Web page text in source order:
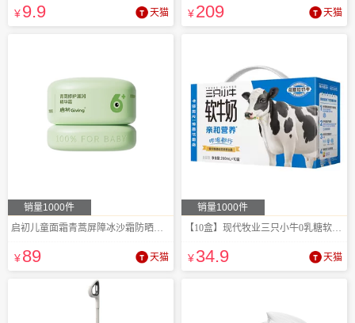
¥9.9 天猫 ¥209 天猫
销量1000件
启初儿童面霜青蒿屏障冰沙霜防晒后修护
¥89 天猫
销量1000件
【10盒】现代牧业三只小牛0乳糖软牛奶
¥34.9 天猫